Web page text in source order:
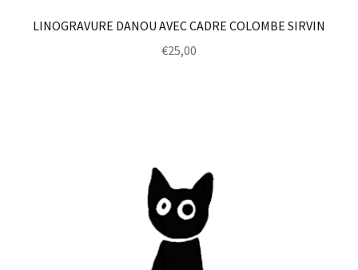
LINOGRAVURE DANOU AVEC CADRE COLOMBE SIRVIN
€25,00